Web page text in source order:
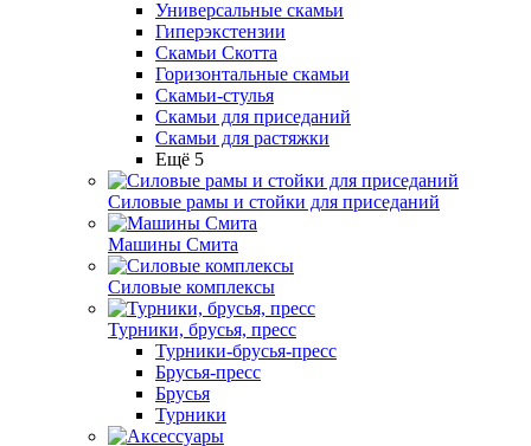
Универсальные скамьи
Гиперэкстензии
Скамьи Скотта
Горизонтальные скамьи
Скамьи-стулья
Скамьи для приседаний
Скамьи для растяжки
Ещё 5
Силовые рамы и стойки для приседаний
Машины Смита
Силовые комплексы
Турники, брусья, пресс
Турники-брусья-пресс
Брусья-пресс
Брусья
Турники